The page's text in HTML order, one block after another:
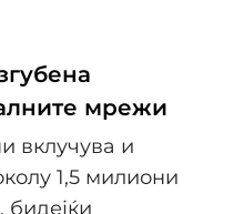
мрежи
вклучува и
1,5 милиони
бидејќи